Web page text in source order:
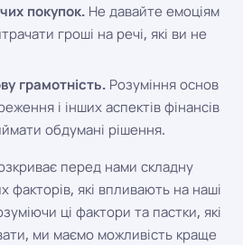
покупок. Не давайте емоціям
гроші на речі, які ви не
грамотність. Розуміння основ
і інших аспектів фінансів
обдумані рішення.
перед нами складну
факторів, які впливають на наші
ці фактори та пастки, які
ми маємо можливість краще